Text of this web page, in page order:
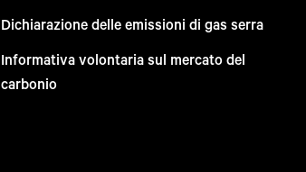
Dichiarazione delle emissioni di gas serra
Informativa volontaria sul mercato del
carbonio